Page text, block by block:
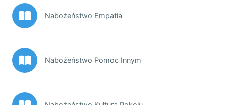
Nabożeństwo EmpatiaKsiążka
Nabożeństwo Pomoc InnymKsiążka